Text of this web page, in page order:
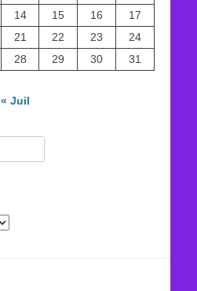
14 15 16
17
21 22 23
24
28 29 30 31
« Juil